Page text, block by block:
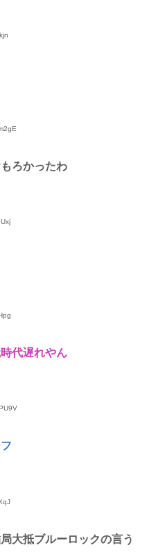
ろかったわ
代遅れやん
大抵ブルーロックの言う